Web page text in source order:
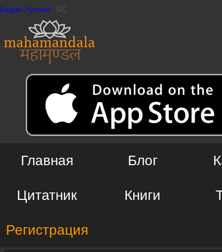
English Русский
Главная Блог
Цитатник Книги
Регистрация